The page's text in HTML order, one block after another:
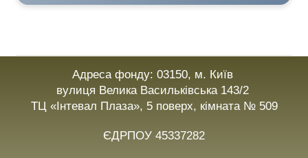
Адреса фонду: 03150, м. Київ
вулиця Велика Васильківська 143/2
ТЦ «Інтевал Плаза», 5 поверх, кімната № 509
ЄДРПОУ 45337282